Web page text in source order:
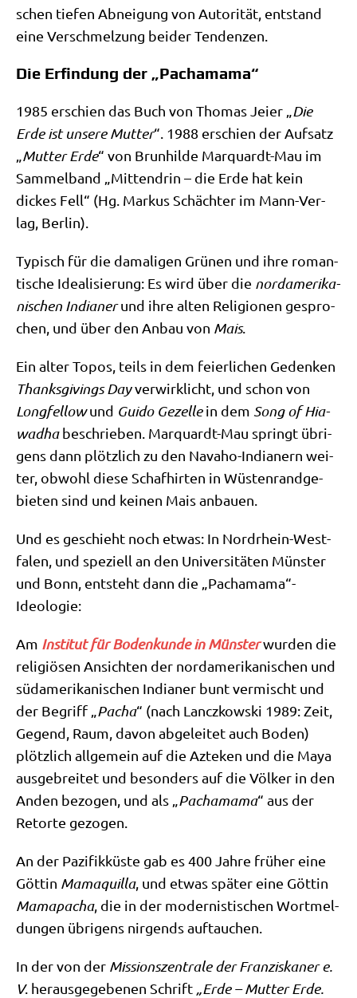
schen tie­fen Abnei­gung von Auto­ri­tät, ent­stand
eine Ver­schmel­zung bei­der Tendenzen.
Die Erfindung der „Pachamama“
1985 erschien das Buch von Tho­mas Jei­er „ Die
Erde ist unse­re Mut­ter“. 1988 erschien der Auf­satz
Mut­ter Erde“ von Brun­hil­de Mar­quardt-Mau im
Sam­mel­band „Mit­ten­drin – die Erde hat kein
dickes Fell“ (Hg. Mar­kus Schäch­ter im Mann-Ver­
lag, Berlin).
Typisch für die dama­li­gen Grü­nen und ihre roman­
ti­sche Idea­li­sie­rung: Es wird über die nord­ame­ri­ka­
ni­schen India­nerund ihre alten Reli­gio­nen gespro­
chen, und über den Anbau von Mais.
Ein alter Topos, teils in dem fei­er­li­chen Geden­ken
Thanks­gi­vings Dayver­wirk­licht, und schon von
Long­fel­lowund Gui­do Gezel­lein dem Song of Hia­
wad­habeschrie­ben. Mar­quardt-Mau springt übri­
gens dann plötz­lich zu den Navaho-India­nern wei­
ter, obwohl die­se Schaf­hir­ten in Wüsten­rand­ge­
bie­ten sind und kei­nen Mais anbauen.
Und es geschieht noch etwas: In Nord­rhein-West­
fa­len, und spe­zi­ell an den Uni­ver­si­tä­ten Mün­ster
und Bonn, ent­steht dann die „Pachamama“-
Ideologie:
Am Insti­tut für Boden­kun­de in Mün­sterwur­den die
reli­giö­sen Ansich­ten der nord­ame­ri­ka­ni­schen und
süd­ame­ri­ka­ni­schen India­ner bunt ver­mischt und
der Begriff „ Pacha“ (nach Lan­cz­kow­ski 1989: Zeit,
Gegend, Raum, davon abge­lei­tet auch Boden)
plötz­lich all­ge­mein auf die Azte­ken und die Maya
aus­ge­brei­tet und beson­ders auf die Völ­ker in den
Anden bezo­gen, und als „ Pacha­ma­ma“ aus der
Retor­te gezogen.
An der Pazi­fik­kü­ste gab es 400 Jah­re frü­her eine
Göt­tin Mama­quil­la, und etwas spä­ter eine Göt­tin
Mama­pacha, die in der moder­ni­sti­schen Wort­mel­
dun­gen übri­gens nir­gends auftauchen.
In der von der Mis­si­ons­zen­tra­le der Fran­zis­ka­ner e.
V. her­aus­ge­ge­be­nen Schrift „Erde – Mut­ter Erde.